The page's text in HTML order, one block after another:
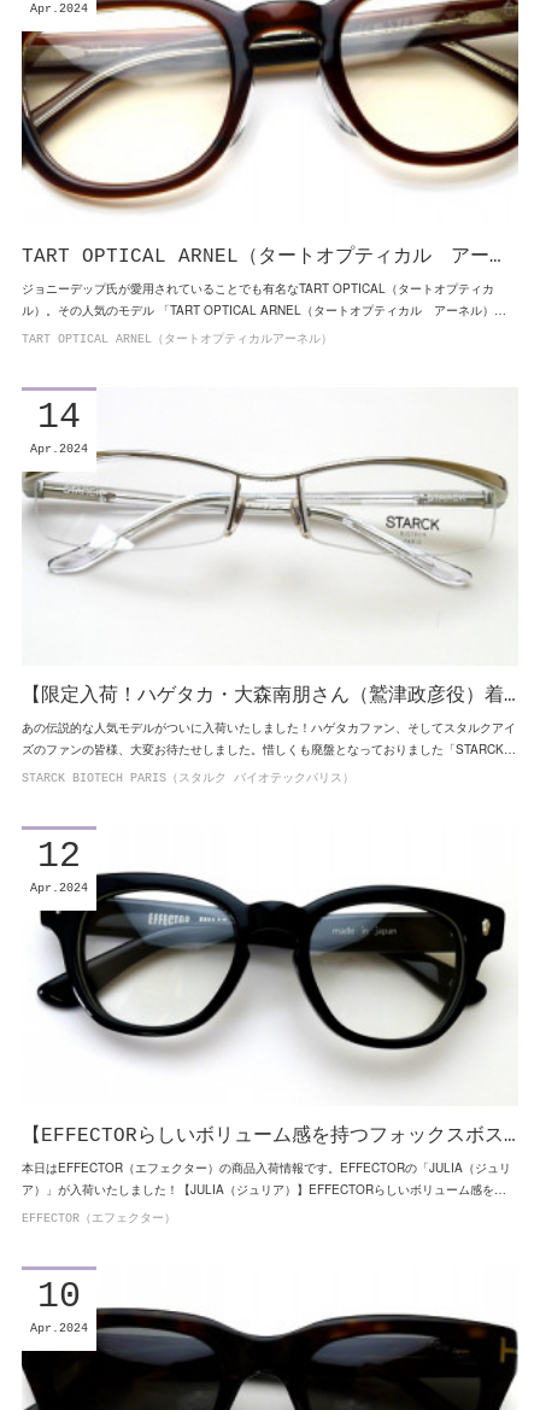
TART OPTICAL ARNEL（タートオプティカル アー…
ジョニーデップ氏が愛用されていることでも有名なTART OPTICAL（タートオプティカ
ル）。その人気のモデル 「TART OPTICAL ARNEL（タートオプティカル アーネル）…
Apr 2024
TART OPTICAL ARNEL（タートオプティカルアーネル）
【限定入荷！ハゲタカ・大森南朋さん（鷲津政彦役）着…
あの伝説的な人気モデルがついに入荷いたしました！ハゲタカファン、そしてスタルクアイ
ズのファンの皆様、大変お待たせしました。惜しくも廃盤となっておりました「STARCK…
14
Apr 2024
STARCK BIOTECH PARIS（スタルク バイオテックパリス）
【EFFECTORらしいボリューム感を持つフォックスボス…
本日はEFFECTOR（エフェクター）の商品入荷情報です。EFFECTORの「JULIA（ジュリ
ア）」が入荷いたしました！【JULIA（ジュリア）】EFFECTORらしいボリューム感を…
12
Apr 2024
EFFECTOR（エフェクター）
10
Apr 2024